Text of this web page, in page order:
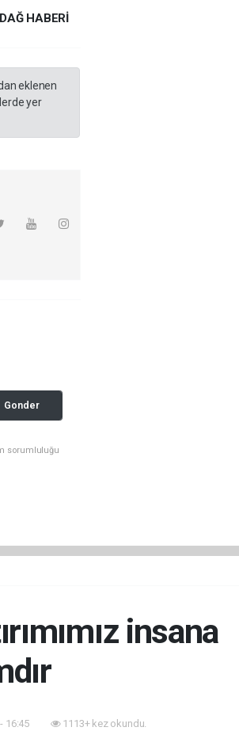
HABERİ
eklenen
yer
Gonder
sorumluluğu
insana
16:45 1113+ kez okundu.